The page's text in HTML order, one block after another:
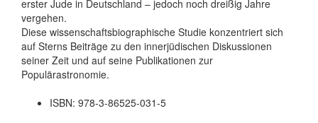
erster Jude in Deutschland – jedoch noch dreißig Jahre
vergehen.
Diese wissenschaftsbiographische Studie konzentriert sich
auf Sterns Beiträge zu den innerjüdischen Diskussionen
seiner Zeit und auf seine Publikationen zur
Populärastronomie.
ISBN: 978-3-86525-031-5